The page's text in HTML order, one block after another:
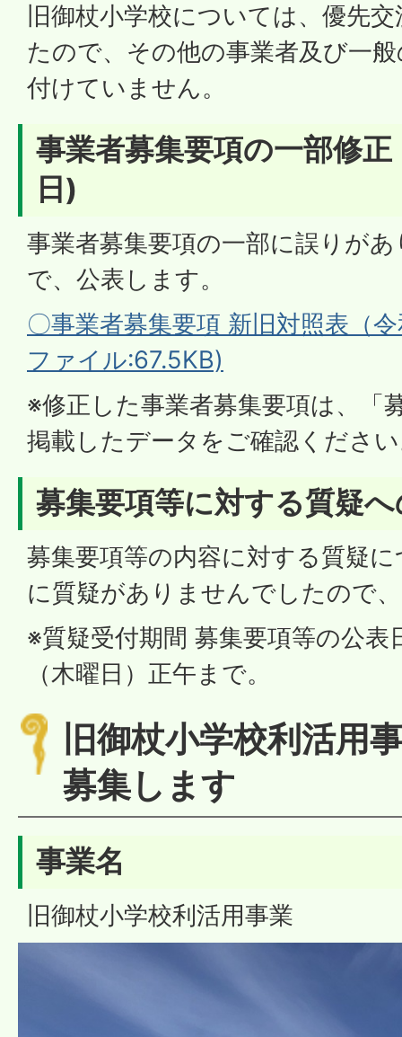
旧御杖小学校については、優先
たので、その他の事業者及び一
付けていません。
事業者募集要項の一部修
日)
事業者募集要項の一部に誤りが
で、公表します。
〇事業者募集要項 新旧対照表（
ファイル:67.5KB)
※修正した事業者募集要項は、「
掲載したデータをご確認くださ
募集要項等に対する質疑
募集要項等の内容に対する質疑
に質疑がありませんでしたので
※質疑受付期間 募集要項等の公表
（木曜日）正午まで。
旧御杖小学校利活用
募集します
事業名
旧御杖小学校利活用事業